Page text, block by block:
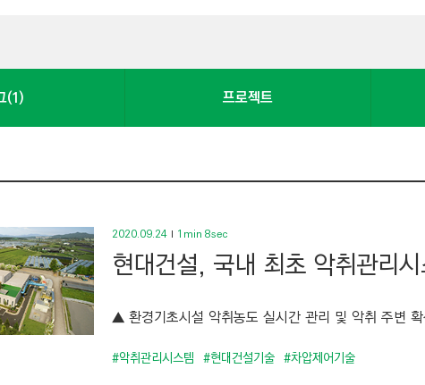
(1) 프로젝트
2020.09.24 1min 8sec
현대건설, 국내 최초 악취관리
▲ 환경기초시설 악취농도 실시간 관리 및 악취 주변
#악취관리시스템 #현대건설기술 #차압제어기술